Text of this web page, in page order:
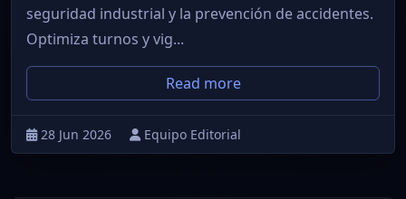
seguridad industrial y la prevención de accidentes.
Optimiza turnos y vig...
Read more
28 Jun 2026 Equipo Editorial